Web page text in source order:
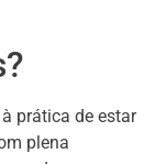
prática de estar
plena